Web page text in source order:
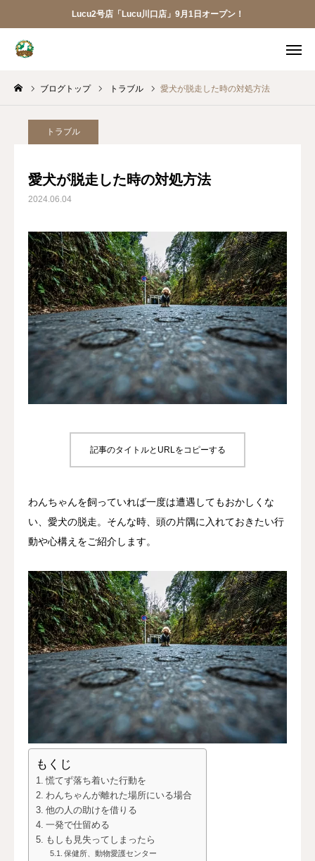
Lucu2号店「Lucu川口店」9月1日オープン！
ブログトップ トラブル 愛犬が脱走した時の対処方法
トラブル
愛犬が脱走した時の対処方法
2024.06.04
記事のタイトルとURLをコピーする
わんちゃんを飼っていれば一度は遭遇してもおかしくな
い、愛犬の脱走。そんな時、頭の片隅に入れておきたい行
動や心構えをご紹介します。
もくじ
慌てず落ち着いた行動を
わんちゃんが離れた場所にいる場合
他の人の助けを借りる
一発で仕留める
もしも見失ってしまったら
保健所、動物愛護センター
ご予約 アクセス
お電話
Lucu川口店
トリミング
ペットホテル
犬の幼稚園
犬の送迎
ドッグカフェ
会社概要